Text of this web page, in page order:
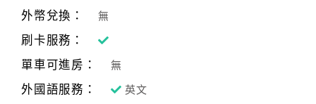
宣
外幣兌換： 無
刷卡服務：
單車可進房：
無
外國語服務： 英文